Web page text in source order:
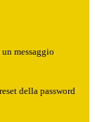
messaggio
della password